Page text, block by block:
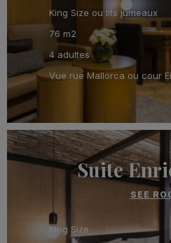
King Size ou lits jumeaux
76 m2
4 adultes
Vue rue Mallorca ou cour
Suite
SEE
King Size